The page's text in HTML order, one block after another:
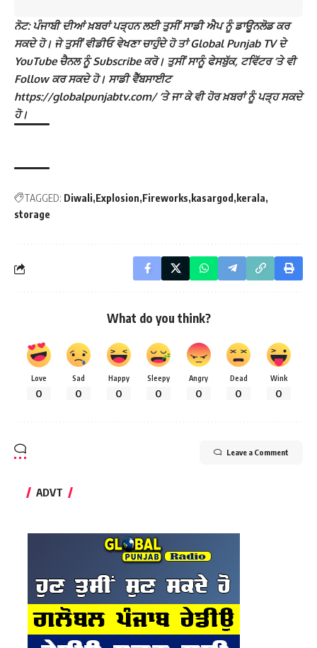
ਨੋਟ: ਪੰਜਾਬੀ ਦੀਆਂ ਖ਼ਬਰਾਂ ਪੜ੍ਹਨ ਲਈ ਤੁਸੀਂ ਸਾਡੀ ਐਪ ਨੂੰ ਡਾਊਨਲੋਡ ਕਰ
ਸਕਦੇ ਹੋ। ਜੇ ਤੁਸੀਂ ਵੀਡੀਓ ਵੇਖਣਾ ਚਾਹੁੰਦੇ ਹੋ ਤਾਂ Global Punjab TV ਦੇ
YouTube ਚੈਨਲ ਨੂੰ Subscribe ਕਰੋ। ਤੁਸੀਂ ਸਾਨੂੰ ਫੇਸਬੁੱਕ, ਟਵਿੱਟਰ ‘ਤੇ ਵੀ
Follow ਕਰ ਸਕਦੇ ਹੋ। ਸਾਡੀ ਵੈੱਬਸਾਈਟ
https://globalpunjabtv.com/ ‘ਤੇ ਜਾ ਕੇ ਵੀ ਹੋਰ ਖ਼ਬਰਾਂ ਨੂੰ ਪੜ੍ਹ ਸਕਦੇ
ਹੋ।
TAGGED: Diwali Explosion Fireworks kasargod kerala
storage
What do you think?
Love
0
Sad
0
Happy
0
Sleepy
0
Angry
0
Dead
0
Wink
0
Leave a Comment
ADVT